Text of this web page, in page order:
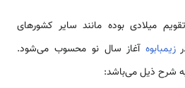
میلادی بوده مانند سایر کشورهای
زیمبابوه آغاز سال نو محسوب می‌شود.